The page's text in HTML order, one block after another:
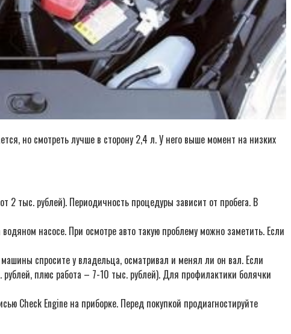
но смотреть лучше в сторону 2,4 л. У него выше момент на низких
2 тыс. рублей). Периодичность процедуры зависит от пробега. В
насосе. При осмотре авто такую проблему можно заметить. Если
спросите у владельца, осматривал и менял ли он вал. Если
плюс работа – 7-10 тыс. рублей). Для профилактики болячки
Check Engine на приборке. Перед покупкой продиагностируйте